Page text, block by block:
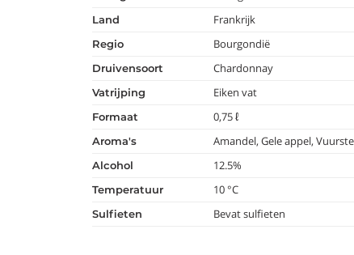
land Frankrijk
regio Bourgondië
druivensoort Chardonnay
vatrijping Eiken vat
formaat 0,75 ℓ
aroma's Amandel, Gele appel,
alcohol 12.5%
temperatuur 10 °C
Sulfieten Bevat sulfieten